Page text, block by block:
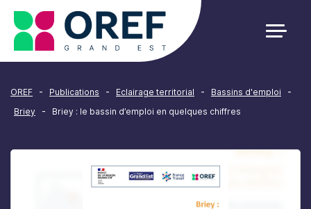
OREF - Publications - Eclairage territorial - Bassins d'emploi -
Briey - Briey : le bassin d’emploi en quelques chiffres